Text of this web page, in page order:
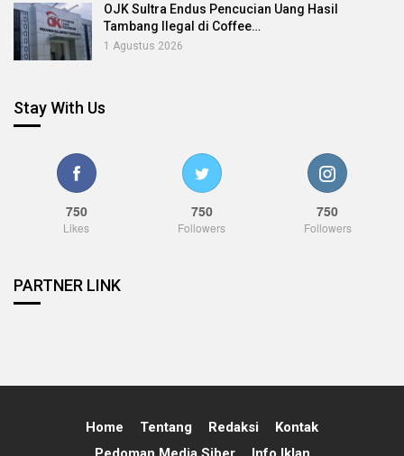
OJK Sultra Endus Pencucian Uang Hasil
Tambang Ilegal di Coffee…
1 Agustus 2026
Stay With Us
750
Likes
750
Followers
750
Followers
PARTNER LINK
Home Tentang Redaksi
Kontak